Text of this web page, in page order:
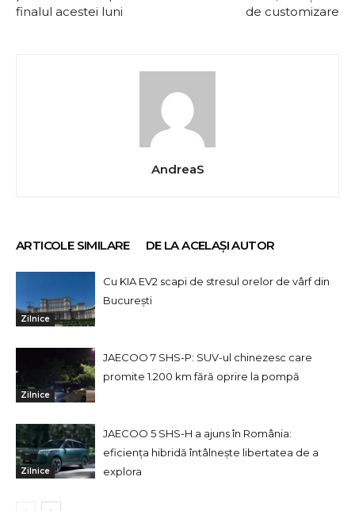
finalul acestei luni
de customizare
AndreaS
ARTICOLE SIMILARE DE LA ACELAȘI AUTOR
Zilnice
Cu KIA EV2 scapi de stresul orelor de vârf din
București
Zilnice
JAECOO 7 SHS-P: SUV-ul chinezesc care
promite 1.200 km fără oprire la pompă
Zilnice
JAECOO 5 SHS-H a ajuns în România:
eficiența hibridă întâlnește libertatea de a
explora